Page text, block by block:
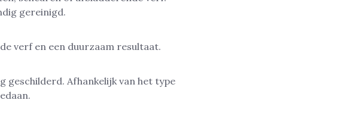
gereinigd.
verf en een duurzaam resultaat.
geschilderd. Afhankelijk van het type